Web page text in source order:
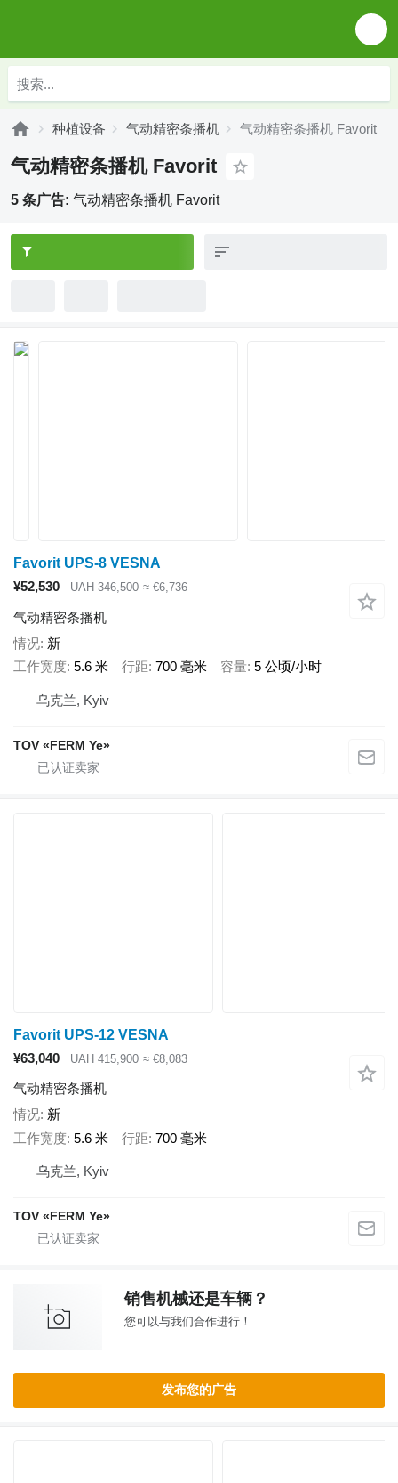
种植设备 气动精密条播机 气动精密条播机 Favorit
气动精密条播机 Favorit
5 条广告: 气动精密条播机 Favorit
Favorit UPS-8 VESNA
¥52,530
UAH 346,500 ≈ €6,736
气动精密条播机
情况 新
工作宽度 5.6 米 行距 700 毫米 容量 5 公顷/小时
乌克兰, Kyiv
TOV «FERM Ye»
Favorit UPS-12 VESNA
¥63,040
UAH 415,900 ≈ €8,083
气动精密条播机
情况 新
工作宽度 5.6 米 行距 700 毫米
乌克兰, Kyiv
TOV «FERM Ye»
销售机械还是车辆？
您可以与我们合作进行！
发布您的广告